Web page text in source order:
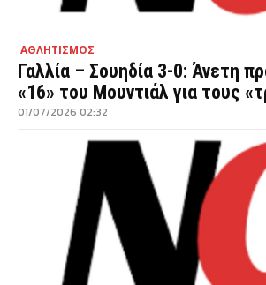
ΑΘΛΗΤΙΣΜΟΣ
Γαλλία – Σουηδία 3-0: Άνετη
«16» του Μουντιάλ για τους
01/07/2026 02:32